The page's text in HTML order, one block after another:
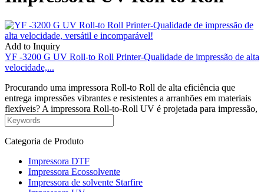
Add to Inquiry
YF -3200 G UV Roll-to Roll Printer-Qualidade de impressão de alta
velocidade,...
Procurando uma impressora Roll-to Roll de alta eficiência que
entrega impressões vibrantes e resistentes a arranhões em materiais
flexíveis? A impressora Roll-to-Roll UV é projetada para impressão,
Categoria de Produto
Impressora DTF
Impressora Ecossolvente
Impressora de solvente Starfire